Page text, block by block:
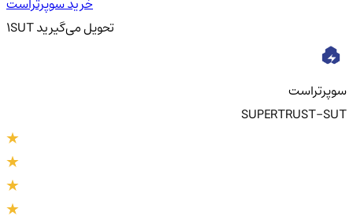
1SUT تحویلمی‌گیرید
سوپرتراست
SUPERTRUST-SUT